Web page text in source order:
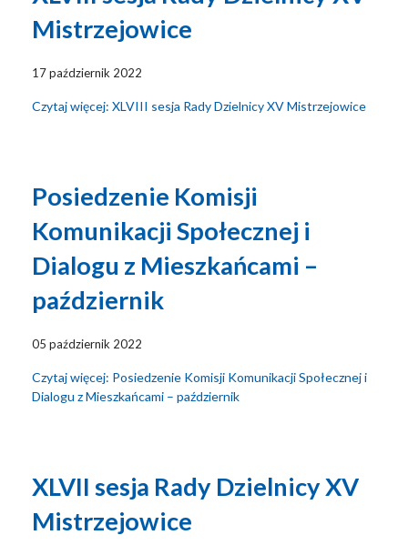
Mistrzejowice
17 październik 2022
Czytaj więcej: XLVIII sesja Rady Dzielnicy XV Mistrzejowice
Posiedzenie Komisji
Komunikacji Społecznej i
Dialogu z Mieszkańcami –
październik
05 październik 2022
Czytaj więcej: Posiedzenie Komisji Komunikacji Społecznej i
Dialogu z Mieszkańcami – październik
XLVII sesja Rady Dzielnicy XV
Mistrzejowice